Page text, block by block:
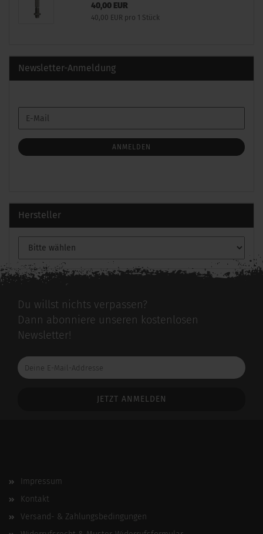
40,00 EUR
40,00 EUR pro 1 Stück
Newsletter-Anmeldung
ZUR
ANMELDUNG
E-
Mail
ANMELDEN
Hersteller
Du willst nichts verpassen?
Dann abonniere unseren kostenlosen
Newsletter!
Deine
E-
Impressum
Kontakt
Versand- & Zahlungsbedingungen